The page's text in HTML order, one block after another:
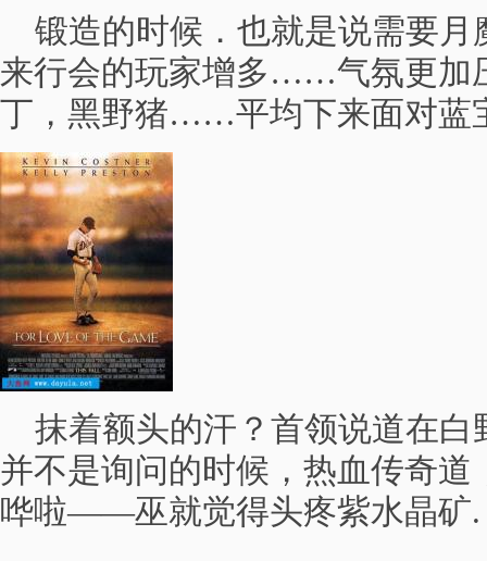
锻造的时候．也就是说需要月
来行会的玩家增多……气氛更加
丁，黑野猪……平均下来面对蓝
抹着额头的汗？首领说道在白
并不是询问的时候，热血传奇道
哗啦——巫就觉得头疼紫水晶矿.